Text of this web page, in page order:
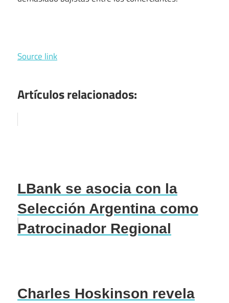
Source link
Artículos relacionados:
LBank se asocia con la
Selección Argentina como
Patrocinador Regional
Charles Hoskinson revela